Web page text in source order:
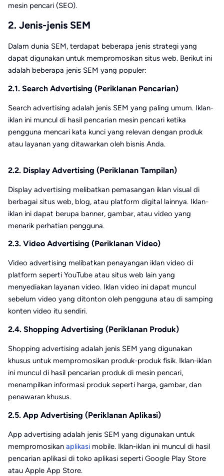
mesin pencari (SEO).
2. Jenis-jenis SEM
Dalam dunia SEM, terdapat beberapa jenis strategi yang
dapat digunakan untuk mempromosikan situs web. Berikut ini
adalah beberapa jenis SEM yang populer:
2.1. Search Advertising (Periklanan Pencarian)
Search advertising adalah jenis SEM yang paling umum. Iklan-
iklan ini muncul di hasil pencarian mesin pencari ketika
pengguna mencari kata kunci yang relevan dengan produk
atau layanan yang ditawarkan oleh bisnis Anda.
2.2. Display Advertising (Periklanan Tampilan)
Display advertising melibatkan pemasangan iklan visual di
berbagai situs web, blog, atau platform digital lainnya. Iklan-
iklan ini dapat berupa banner, gambar, atau video yang
menarik perhatian pengguna.
2.3. Video Advertising (Periklanan Video)
Video advertising melibatkan penayangan iklan video di
platform seperti YouTube atau situs web lain yang
menyediakan layanan video. Iklan video ini dapat muncul
sebelum video yang ditonton oleh pengguna atau di samping
konten video itu sendiri.
2.4. Shopping Advertising (Periklanan Produk)
Shopping advertising adalah jenis SEM yang digunakan
khusus untuk mempromosikan produk-produk fisik. Iklan-iklan
ini muncul di hasil pencarian produk di mesin pencari,
menampilkan informasi produk seperti harga, gambar, dan
penawaran khusus.
2.5. App Advertising (Periklanan Aplikasi)
App advertising adalah jenis SEM yang digunakan untuk
mempromosikan aplikasi mobile. Iklan-iklan ini muncul di hasil
pencarian aplikasi di toko aplikasi seperti Google Play Store
atau Apple App Store.